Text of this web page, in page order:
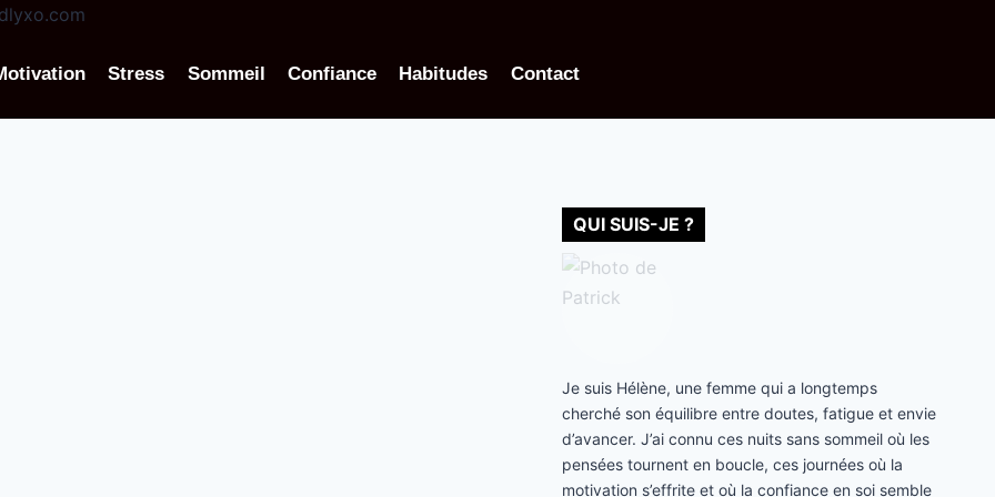
Stress Sommeil Confiance Habitudes Contact
QUI SUIS-JE ?
Je suis Hélène, une femme qui a longtemps
cherché son équilibre entre doutes, fatigue et envie
d’avancer. J’ai connu ces nuits sans sommeil où les
pensées tournent en boucle, ces journées où la
motivation s’effrite et où la confiance en soi semble